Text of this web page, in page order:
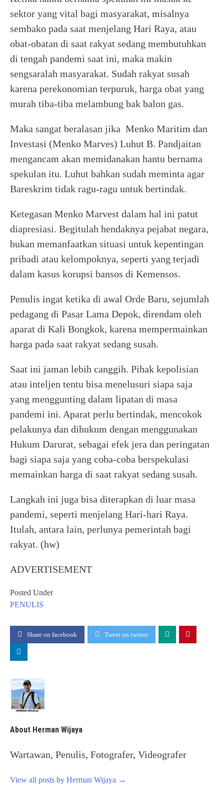
sektor yang vital bagi masyarakat, misalnya
sembako pada saat menjelang Hari Raya, atau
obat-obatan di saat rakyat sedang membutuhkan
di tengah pandemi saat ini, maka makin
sengsaralah masyarakat. Sudah rakyat susah
karena perekonomian terpuruk, harga obat yang
murah tiba-tiba melambung bak balon gas.
Maka sangat beralasan jika Menko Maritim dan
Investasi (Menko Marves) Luhut B. Pandjaitan
mengancam akan memidanakan hantu bernama
spekulan itu. Luhut bahkan sudah meminta agar
Bareskrim tidak ragu-ragu untuk bertindak.
Ketegasan Menko Marvest dalam hal ini patut
diapresiasi. Begitulah hendaknya pejabat negara,
bukan memanfaatkan situasi untuk kepentingan
pribadi atau kelompoknya, seperti yang terjadi
dalam kasus korupsi bansos di Kemensos.
Penulis ingat ketika di awal Orde Baru, sejumlah
pedagang di Pasar Lama Depok, direndam oleh
aparat di Kali Bongkok, karena mempermainkan
harga pada saat rakyat sedang susah.
Saat ini jaman lebih canggih. Pihak kepolisian
atau inteljen tentu bisa menelusuri siapa saja
yang menggunting dalam lipatan di masa
pandemi ini. Aparat perlu bertindak, mencokok
pelakunya dan dihukum dengan menggunakan
Hukum Darurat, sebagai efek jera dan peringatan
bagi siapa saja yang coba-coba berspekulasi
memainkan harga di saat rakyat sedang susah.
Langkah ini juga bisa diterapkan di luar masa
pandemi, seperti menjelang Hari-hari Raya.
Itulah, antara lain, perlunya pemerintah bagi
rakyat. (hw)
ADVERTISEMENT
Posted Under
PENULIS
Share on facebook Tweet on twitter
About Herman Wijaya
Wartawan, Penulis, Fotografer, Videografer
View all posts by Herman Wijaya →